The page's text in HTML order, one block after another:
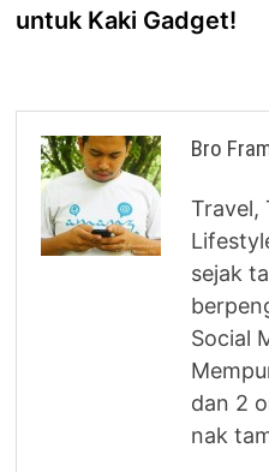
untuk Kaki Gadget!
Bro
Travel,
sejak
Social
dan 2
nak